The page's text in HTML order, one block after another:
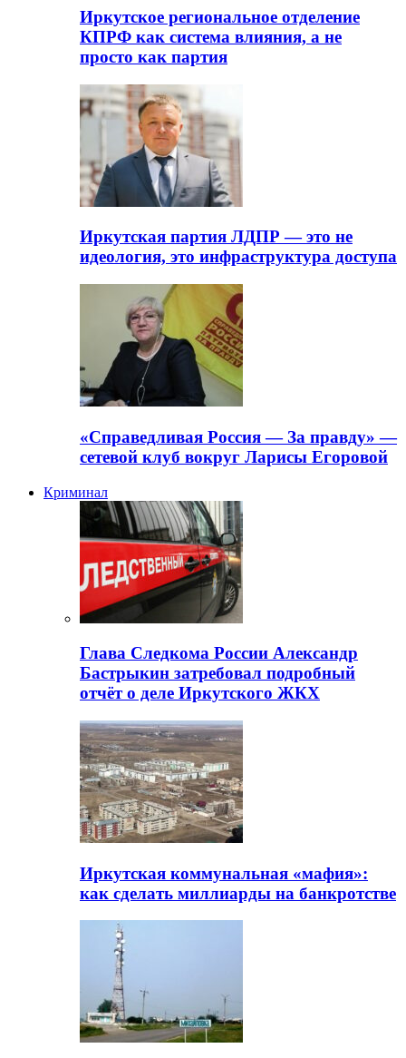
Иркутское региональное отделение
КПРФ как система влияния, а не
просто как партия
Иркутская партия ЛДПР — это не
идеология, это инфраструктура доступа
«Справедливая Россия — За правду» —
сетевой клуб вокруг Ларисы Егоровой
Криминал
Глава Следкома России Александр
Бастрыкин затребовал подробный
отчёт о деле Иркутского ЖКХ
Иркутская коммунальная «мафия»:
как сделать миллиарды на банкротстве